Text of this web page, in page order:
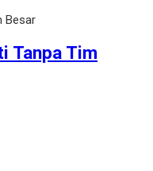
Tanpa Tim